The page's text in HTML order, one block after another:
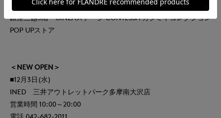
■12/26(金)～1/6(火)
銀座三越3階 GINZAステージ CONTESSA カシミヤコレクション
POP UPストア
＜NEW OPEN＞
■12月3日(水)
INED 三井アウトレットパーク多摩南大沢店
営業時間 10:00～20:00
電話 042-682-2011